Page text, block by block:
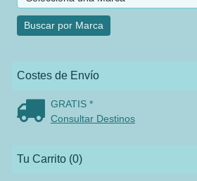
Costes de Envío
GRATIS *
Consultar Destinos
Tu Carrito (0)